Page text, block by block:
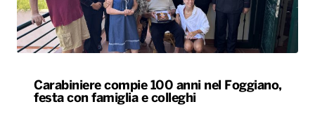
Carabiniere compie 100 anni nel Foggiano,
festa con famiglia e colleghi